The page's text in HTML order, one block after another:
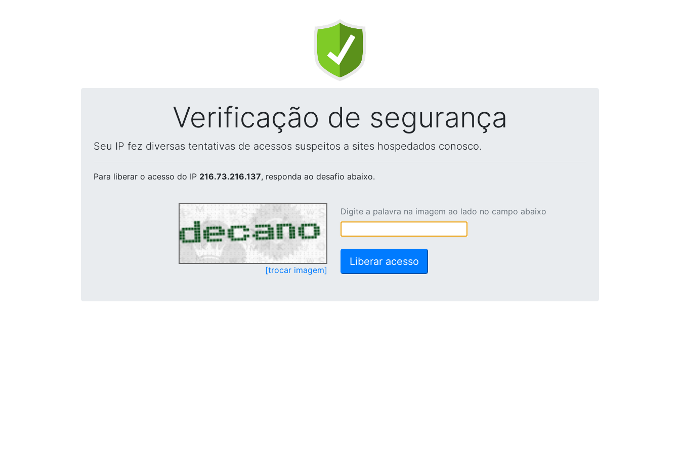
Verificação de segurança
Seu IP fez diversas tentativas de acessos suspeitos a sites hospedados conosco.
Para liberar o acesso do IP 216.73.216.137, responda ao desafio abaixo.
[trocar imagem]
Digite a palavra na imagem ao lado no campo abaixo